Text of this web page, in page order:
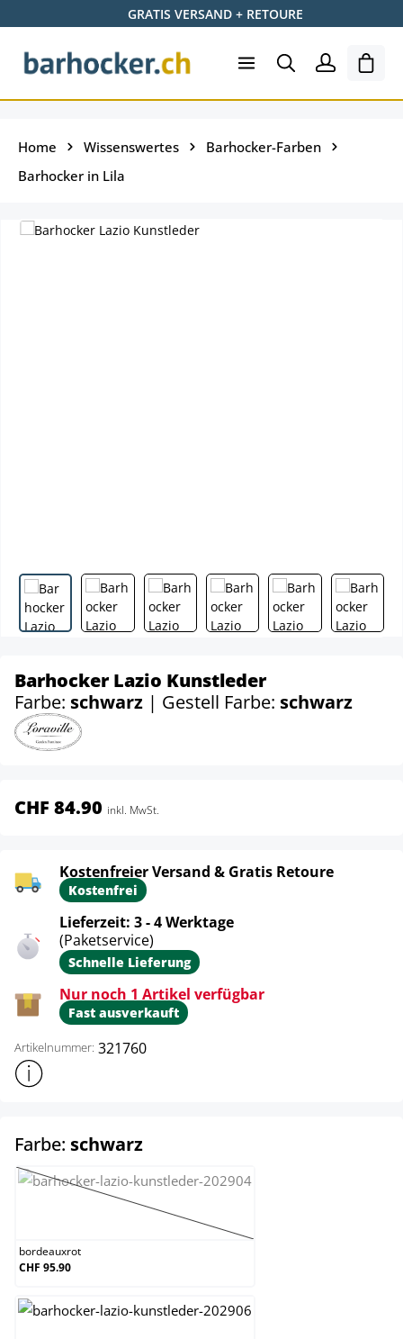
Zum Hauptinhalt springenGRATIS VERSAND + RETOURE
Home Wissenswertes
Barhocker-Farben
Barhocker in Lila
Barhocker Lazio Kunstleder
Farbe: schwarz | Gestell Farbe: schwarz
CHF 84.90 inkl. MwSt.
Kostenfreier Versand & Gratis Retoure
Kostenfrei
Lieferzeit: 3 - 4 Werktage
(Paketservice)
Schnelle Lieferung
Nur noch 1 Artikel verfügbar
Fast ausverkauft
Artikelnummer: 321760
Weitere Produktinformationen anzeigen
Farbe: schwarzauswählen
bordeauxrot
(Diese Option ist zurzeit nicht verfügbar.)
bordeauxrot
CHF 95.90